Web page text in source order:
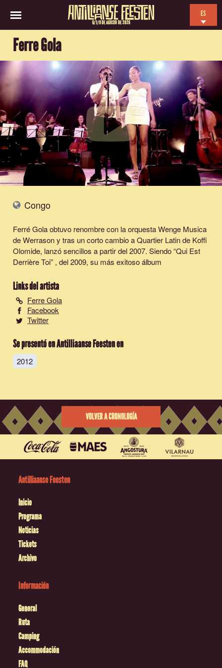
6/7/8 DE AGOSTO DE 2026
ES
Ferre Gola
Congo
Ferré Gola obtuvo renombre con la orquesta Wenge Musica
de Werrason y tras un corto cambio a Quartier Latin de Koffi
Olomide, lanzó sencillos a partir del 2007. Siendo “Qui Est
Derrière Toi” , del 2009, su más exitoso álbum
Links del artista
Ferre Gola
Facebook
Twitter
Se presentó en Antilliaanse Feesten en
2012
VOLVER A CRONOLOGÍA
Antilliaanse Feesten
Inicio
Programa
Noticias
Tickets
Archivo
Información
General
Ruta
Camping
Accommodación
FAQ